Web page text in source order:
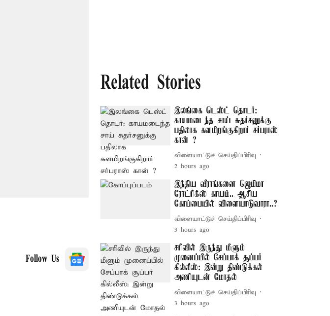
Follow Us
Related Stories
இலங்கை டெஸ்ட் தொடர்:
காயமடைந்த சாய் சுதர்சனுக்கு
பதிலாக களமிறங்குகிறார் சர்பராஸ்
கான் ?
விளையாட்டுச் செய்திப்பிரிவு
2 hours ago
இந்திய வீராங்கனை ஜெமிமா
ரோட்ரிக்ஸ் காயம்.. ஆசிய
கோப்பையில் விளையாடுவாரா..?
விளையாட்டுச் செய்திப்பிரிவு
3 hours ago
சரிவில் இருந்து மீளும்
முனைப்பில் சேப்பாக் சூப்பர்
கில்லீஸ்: இன்று திண்டுக்கல்
அணியுடன் மோதல்
விளையாட்டுச் செய்திப்பிரிவு
3 hours ago